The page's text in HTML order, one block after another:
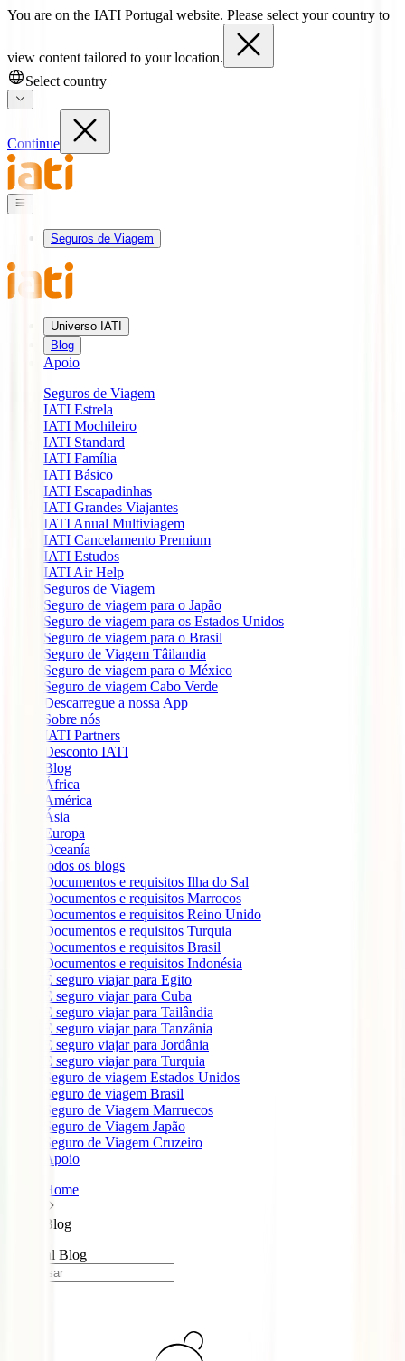
You are on the IATI Portugal website. Please select your country to
view content tailored to your location.
Select country
Continue
Seguros de Viagem
Universo IATI
Blog
Apoio
Seguros de Viagem
IATI Estrela
IATI Mochileiro
IATI Standard
IATI Família
IATI Básico
IATI Escapadinhas
IATI Grandes Viajantes
IATI Anual Multiviagem
IATI Cancelamento Premium
IATI Estudos
IATI Air Help
Seguros de Viagem
Seguro de viagem para o Japão
Seguro de viagem para os Estados Unidos
Seguro de viagem para o Brasil
Seguro de Viagem Tâilandia
Seguro de viagem para o México
Seguro de viagem Cabo Verde
Descarregue a nossa App
Sobre nós
IATI Partners
Desconto IATI
Blog
África
América
Ásia
Europa
Oceanía
todos os blogs
Documentos e requisitos Ilha do Sal
Documentos e requisitos Marrocos
Documentos e requisitos Reino Unido
Documentos e requisitos Turquia
Documentos e requisitos Brasil
Documentos e requisitos Indonésia
É seguro viajar para Egito
É seguro viajar para Cuba
É seguro viajar para Tailândia
É seguro viajar para Tanzânia
É seguro viajar para Jordânia
É seguro viajar para Turquia
Seguro de viagem Estados Unidos
Seguro de viagem Brasil
Seguro de Viagem Marruecos
Seguro de Viagem Japão
Seguro de Viagem Cruzeiro
Apoio
Home
Blog
Portugal Blog